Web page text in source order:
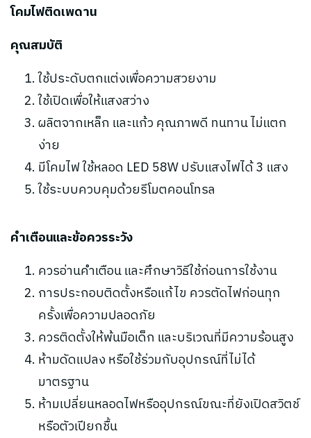
โคมไฟติดเพดาน
คุณสมบัติ
ใช้ประดับตกแต่งเพื่อความสวยงาม
ใช้เปิดเพื่อให้แสงสว่าง
ผลิตจากเหล็ก และแก้ว คุณภาพดี ทนทาน ไม่แตก
ง่าย
มีโคมไฟ ใช้หลอด LED 58W ปรับแสงไฟได้ 3 แสง
ใช้ระบบควบคุมด้วยรีโมตคอนโทรล
คำเตือนและข้อควรระวัง
ควรอ่านคำเตือน และศึกษาวิธีใช้ก่อนการใช้งาน
การประกอบติดตั้งหรือแก้ไข ควรตัดไฟก่อนทุก
ครั้งเพื่อความปลอดภัย
ควรติดตั้งให้พ้นมือเด็ก และบริเวณที่มีความร้อนสูง
ห้ามดัดแปลง หรือใช้ร่วมกับอุปกรณ์ที่ไม่ได้
มาตรฐาน
ห้ามเปลี่ยนหลอดไฟหรืออุปกรณ์ขณะที่ยังเปิดสวิตช์
หรือตัวเปียกชื้น